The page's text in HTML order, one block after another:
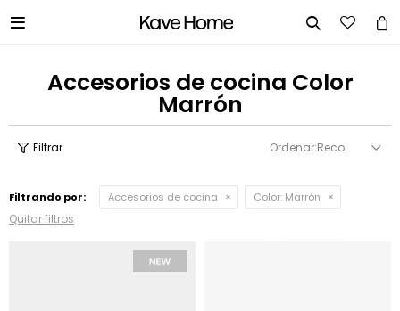
 
Accesorios de cocina Color
Marrón
Recomendados
Filtrando por: Accesorios de cocina Color: Marrón
Quitar filtros